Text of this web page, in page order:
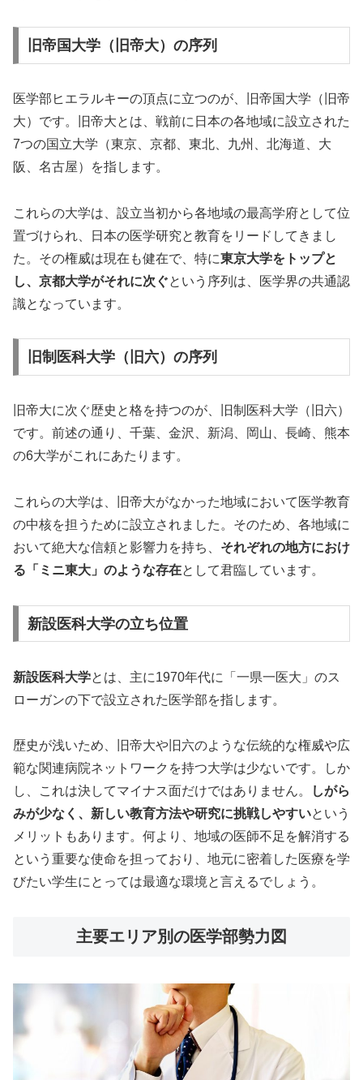
旧帝国大学（旧帝大）の序列
医学部ヒエラルキーの頂点に立つのが、旧帝国大学（旧帝
大）です。旧帝大とは、戦前に日本の各地域に設立された
7つの国立大学（東京、京都、東北、九州、北海道、大
阪、名古屋）を指します。
これらの大学は、設立当初から各地域の最高学府として位
置づけられ、日本の医学研究と教育をリードしてきまし
た。その権威は現在も健在で、特に東京大学をトップと
し、京都大学がそれに次ぐという序列は、医学界の共通認
識となっています。
旧制医科大学（旧六）の序列
旧帝大に次ぐ歴史と格を持つのが、旧制医科大学（旧六）
です。前述の通り、千葉、金沢、新潟、岡山、長崎、熊本
の6大学がこれにあたります。
これらの大学は、旧帝大がなかった地域において医学教育
の中核を担うために設立されました。そのため、各地域に
おいて絶大な信頼と影響力を持ち、 それぞれの地方におけ
る「ミニ東大」のような存在として君臨しています。
新設医科大学の立ち位置
新設医科大学とは、主に1970年代に「一県一医大」のス
ローガンの下で設立された医学部を指します。
歴史が浅いため、旧帝大や旧六のような伝統的な権威や広
範な関連病院ネットワークを持つ大学は少ないです。しか
し、これは決してマイナス面だけではありません。
しがら
みが少なく、新しい教育方法や研究に挑戦しやすいという
メリットもあります。何より、地域の医師不足を解消する
という重要な使命を担っており、地元に密着した医療を学
びたい学生にとっては最適な環境と言えるでしょう。
主要エリア別の医学部勢力図